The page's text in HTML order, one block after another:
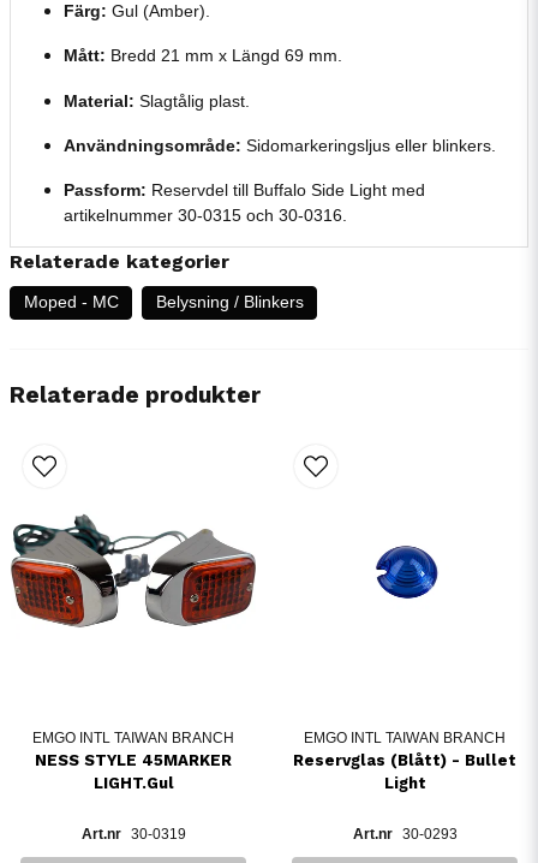
Färg: Gul (Amber).
Mått: Bredd 21 mm x Längd 69 mm.
Material: Slagtålig plast.
Användningsområde: Sidomarkeringsljus eller blinkers.
Passform: Reservdel till Buffalo Side Light med
artikelnummer 30-0315 och 30-0316.
Relaterade kategorier
Moped - MC Belysning / Blinkers
Relaterade produkter
EMGO INTL TAIWAN BRANCH
NESS STYLE 45MARKER
LIGHT.Gul
30-0319
EMGO INTL TAIWAN BRANCH
Reservglas (Blått) - Bullet
Light
30-0293